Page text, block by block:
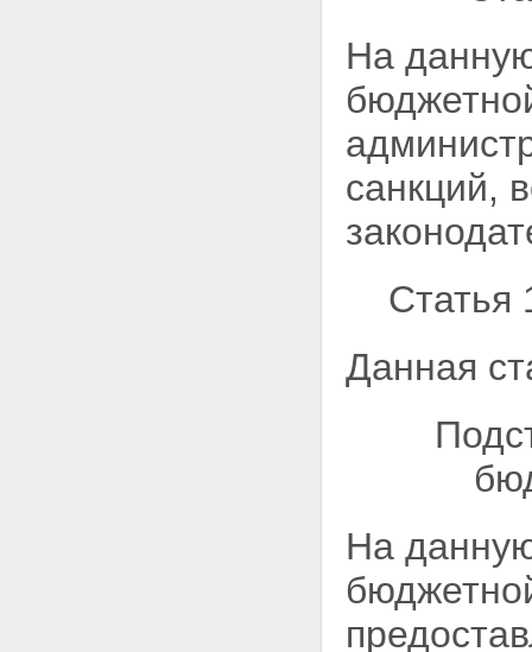
На
санкций,
Статья
Данная
На